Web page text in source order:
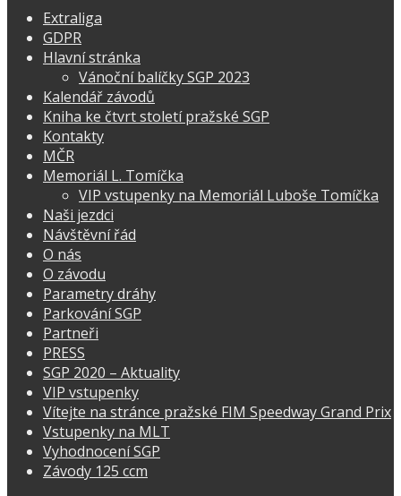
Extraliga
GDPR
Hlavní stránka
Vánoční balíčky SGP 2023
Kalendář závodů
Kniha ke čtvrt století pražské SGP
Kontakty
MČR
Memoriál L. Tomíčka
VIP vstupenky na Memoriál Luboše Tomíčka
Naši jezdci
Návštěvní řád
O nás
O závodu
Parametry dráhy
Parkování SGP
Partneři
PRESS
SGP 2020 – Aktuality
VIP vstupenky
Vítejte na stránce pražské FIM Speedway Grand Prix
Vstupenky na MLT
Vyhodnocení SGP
Závody 125 ccm